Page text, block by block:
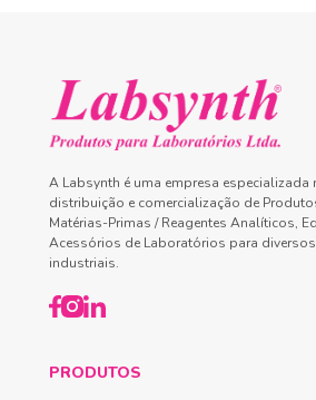
A Labsynth é uma empresa especializada
distribuição e comercialização de
Matérias-Primas / Reagentes Analíticos,
Acessórios de Laboratórios para
industriais.
PRODUTOS